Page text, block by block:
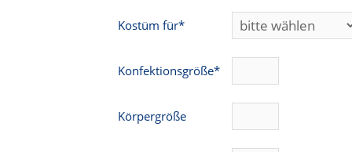
Kostüm für*
Konfektionsgröße*
Körpergröße